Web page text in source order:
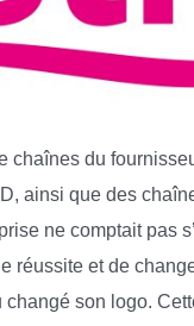
chaînes du
ainsi que des
ne comptait pas
réussite et de
changé son logo.